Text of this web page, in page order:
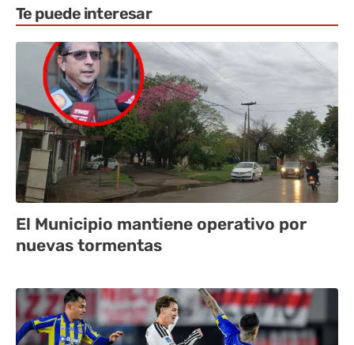
Te puede interesar
El Municipio mantiene operativo por
nuevas tormentas